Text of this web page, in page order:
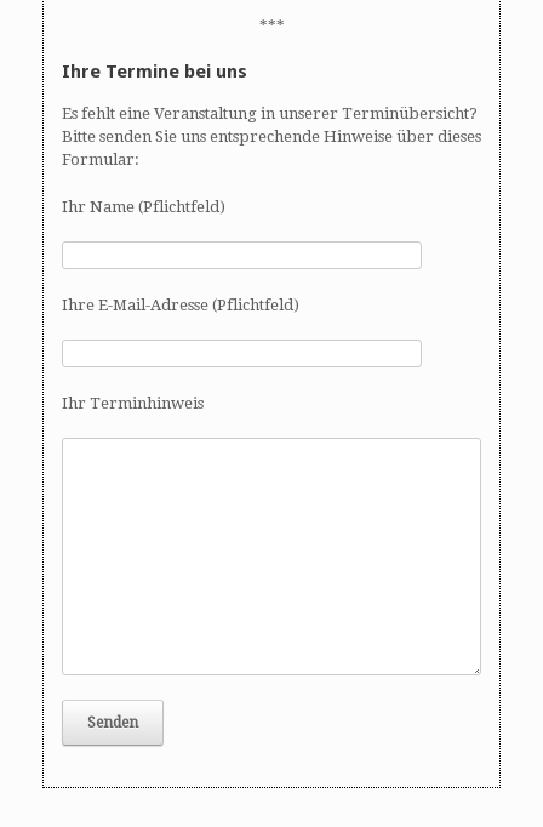
***
Ihre Termine bei uns
Es fehlt eine Veranstaltung in unserer Terminübersicht?
Bitte senden Sie uns entsprechende Hinweise über dieses
Formular:
Ihr Name (Pflichtfeld)
Ihre E-Mail-Adresse (Pflichtfeld)
Ihr Terminhinweis